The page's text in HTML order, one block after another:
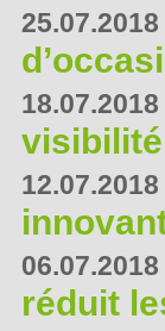
25.07.2018
18.07.2018
visibilité
12.07.2018
06.07.2018
réduit